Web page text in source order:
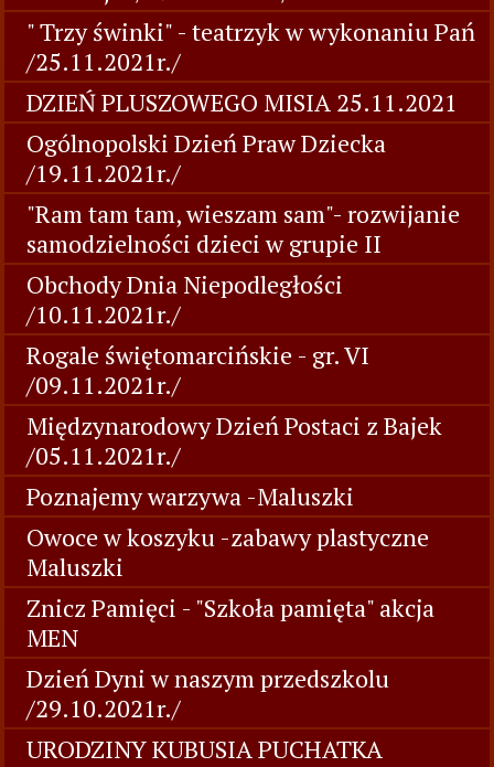
" Trzy świnki" - teatrzyk w wykonaniu Pań
/25.11.2021r./
DZIEŃ PLUSZOWEGO MISIA 25.11.2021
Ogólnopolski Dzień Praw Dziecka
/19.11.2021r./
"Ram tam tam, wieszam sam"- rozwijanie
samodzielności dzieci w grupie II
Obchody Dnia Niepodległości
/10.11.2021r./
Rogale świętomarcińskie - gr. VI
/09.11.2021r./
Międzynarodowy Dzień Postaci z Bajek
/05.11.2021r./
Poznajemy warzywa -Maluszki
Owoce w koszyku -zabawy plastyczne
Maluszki
Znicz Pamięci - "Szkoła pamięta" akcja
MEN
Dzień Dyni w naszym przedszkolu
/29.10.2021r./
URODZINY KUBUSIA PUCHATKA